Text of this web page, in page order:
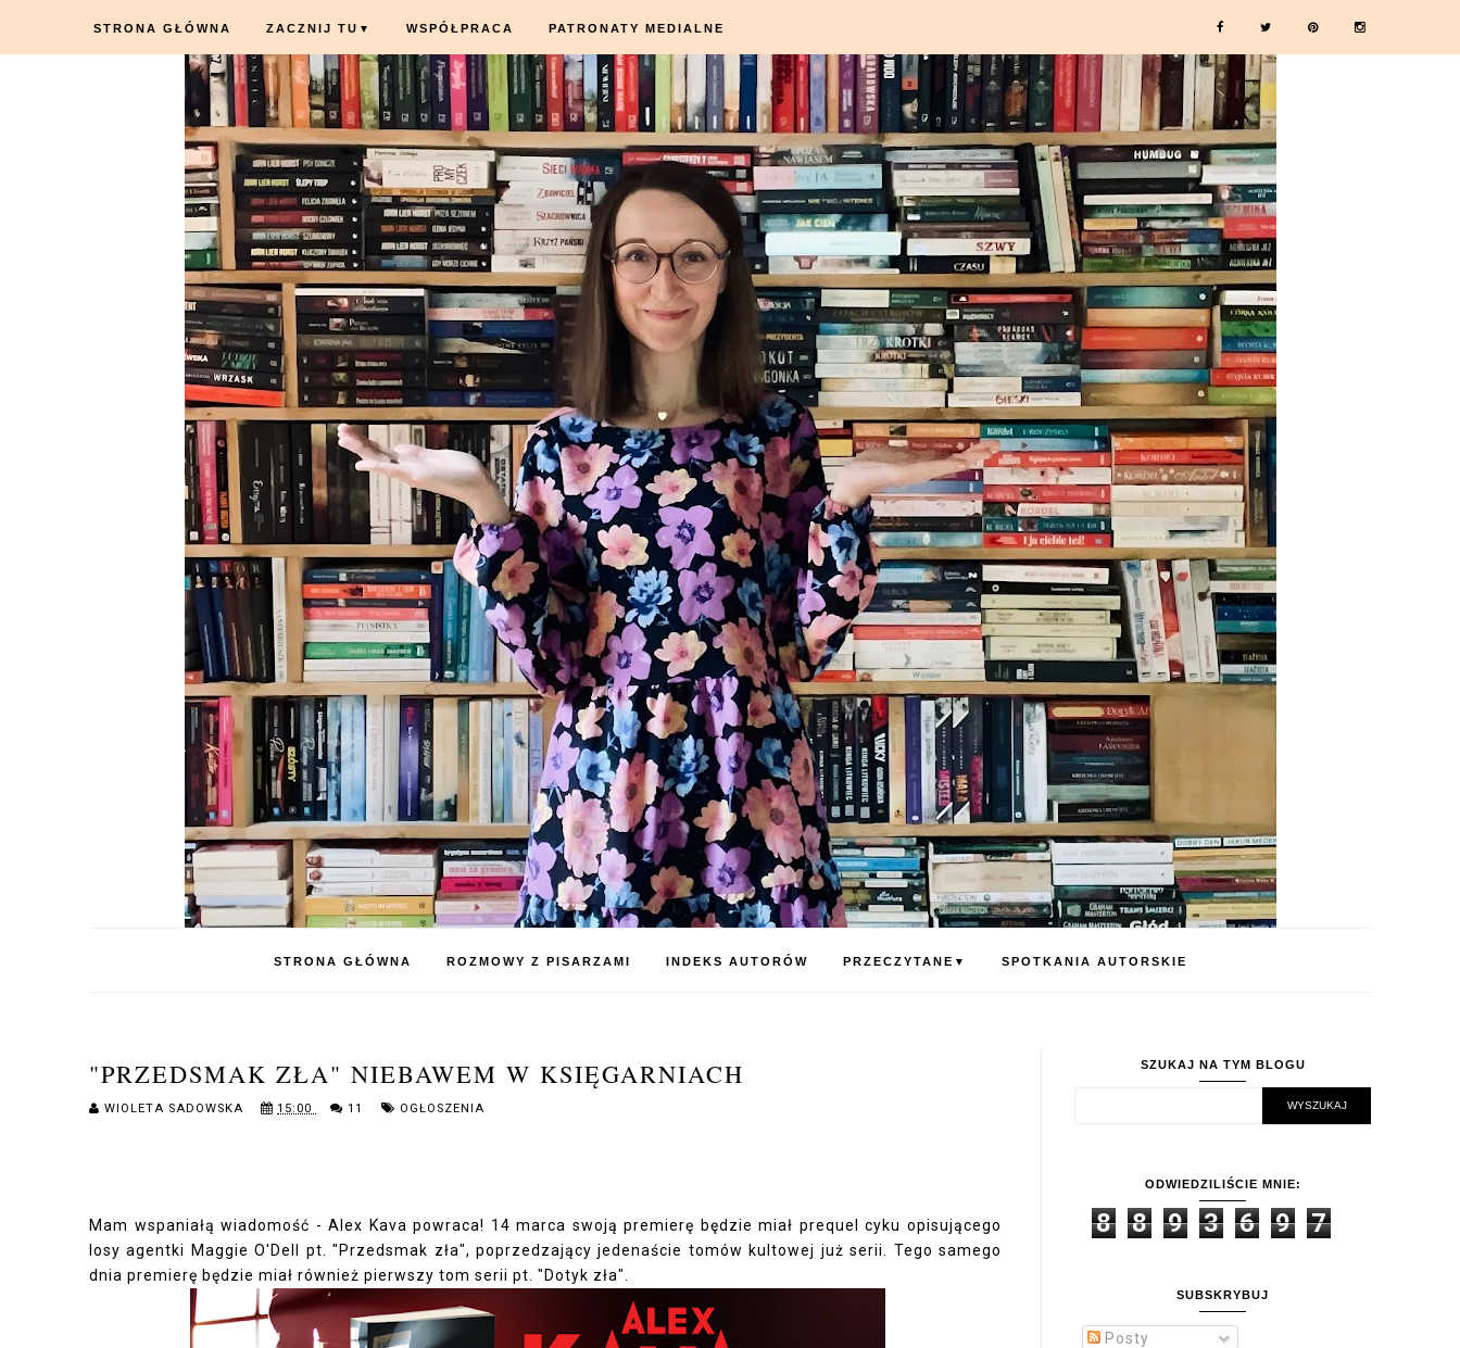
STRONA GŁÓWNA ZACZNIJ TU ▼ WSPÓŁPRACA PATRONATY MEDIALNE
STRONA GŁÓWNA ROZMOWY Z PISARZAMI INDEKS AUTORÓW PRZECZYTANE ▼ SPOTKANIA AUTORSKIE
"PRZEDSMAK ZŁA" NIEBAWEM W KSIĘGARNIACH
WIOLETA SADOWSKA 15:00 11 OGŁOSZENIA
Mam wspaniałą wiadomość - Alex Kava powraca! 14 marca swoją premierę będzie miał prequel cyku opisującego
losy agentki Maggie O'Dell pt. "Przedsmak zła", poprzedzający jedenaście tomów kultowej już serii. Tego samego
dnia premierę będzie miał również pierwszy tom serii pt. "Dotyk zła".
SZUKAJ NA TYM BLOGU
ODWIEDZILIŚCIE MNIE:
8 8 9 3 6 9 7
SUBSKRYBUJ
Posty